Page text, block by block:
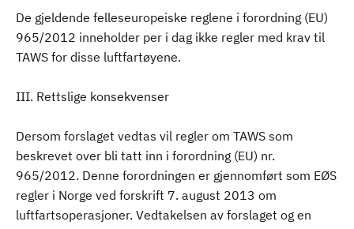
De gjeldende felleseuropeiske reglene i forordning (EU)
965/2012 inneholder per i dag ikke regler med krav til
TAWS for disse luftfartøyene.
III. Rettslige konsekvenser
Dersom forslaget vedtas vil regler om TAWS som
beskrevet over bli tatt inn i forordning (EU) nr.
965/2012. Denne forordningen er gjennomført som EØS
regler i Norge ved forskrift 7. august 2013 om
luftfartsoperasjoner. Vedtakelsen av forslaget og en